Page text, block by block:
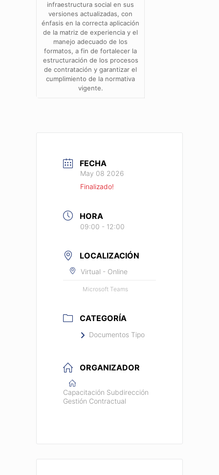
infraestructura social en sus
versiones actualizadas, con
énfasis en la correcta aplicación
de la matriz de experiencia y el
manejo adecuado de los
formatos, a fin de fortalecer la
estructuración de los procesos
de contratación y garantizar el
cumplimiento de la normativa
vigente.
FECHA
May 08 2026
Finalizado!
HORA
09:00 - 12:00
LOCALIZACIÓN
Virtual - Online
Microsoft Teams
CATEGORÍA
Documentos Tipo
ORGANIZADOR
Capacitación Subdirección
Gestión Contractual